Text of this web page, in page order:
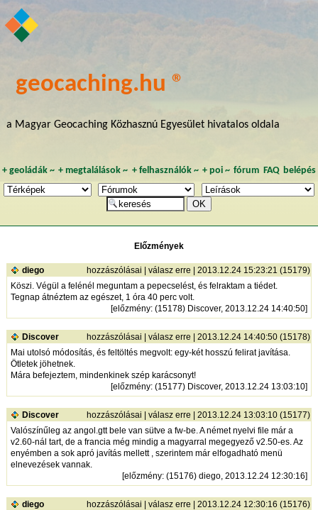
geocaching.hu ®
a Magyar Geocaching Közhasznú Egyesület hivatalos oldala
+ geoládák~ +megtalálások ~ + felhasználók~ + poi~ fórum FAQ belépés
Előzmények
diego hozzászólásai | válasz erre | 2013.12.24 15:23:21 (15179)
Köszi. Végül a felénél meguntam a pepecselést, és felraktam a tiédet.
Tegnap átnéztem az egészet, 1 óra 40 perc volt.
[előzmény: (15178) Discover, 2013.12.24 14:40:50]
Discover hozzászólásai | válasz erre | 2013.12.24 14:40:50 (15178)
Mai utolsó módosítás, és feltöltés megvolt: egy-két hosszú felirat javítása.
Ötletek jöhetnek.
Mára befejeztem, mindenkinek szép karácsonyt!
[előzmény: (15177) Discover, 2013.12.24 13:03:10]
Discover hozzászólásai | válasz erre | 2013.12.24 13:03:10 (15177)
Valószínűleg az angol.gtt bele van sütve a fw-be. A német nyelvi file már a
v2.60-nál tart, de a francia még mindig a magyarral megegyező v2.50-es. Az
enyémben a sok apró javítás mellett , szerintem már elfogadható menü
elnevezések vannak.
[előzmény: (15176) diego, 2013.12.24 12:30:16]
diego hozzászólásai | válasz erre | 2013.12.24 12:30:16 (15176)